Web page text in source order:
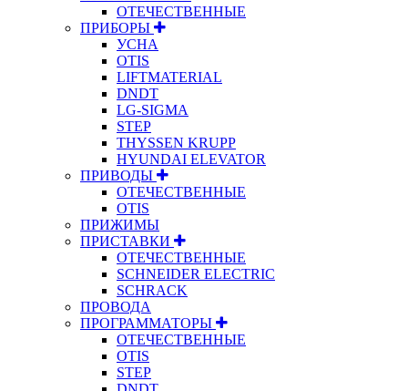
ОТЕЧЕСТВЕННЫЕ
ПРИБОРЫ
УСНА
OTIS
LIFTMATERIAL
DNDT
LG-SIGMA
STEP
THYSSEN KRUPP
HYUNDAI ELEVATOR
ПРИВОДЫ
ОТЕЧЕСТВЕННЫЕ
OTIS
ПРИЖИМЫ
ПРИСТАВКИ
ОТЕЧЕСТВЕННЫЕ
SCHNEIDER ELECTRIC
SCHRACK
ПРОВОДА
ПРОГРАММАТОРЫ
ОТЕЧЕСТВЕННЫЕ
OTIS
STEP